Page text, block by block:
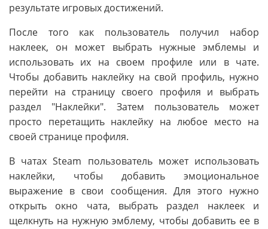
результате игровых достижений.
После того как пользователь получил набор
наклеек, он может выбрать нужные эмблемы и
использовать их на своем профиле или в чате.
Чтобы добавить наклейку на свой профиль, нужно
перейти на страницу своего профиля и выбрать
раздел "Наклейки". Затем пользователь может
просто перетащить наклейку на любое место на
своей странице профиля.
В чатах Steam пользователь может использовать
наклейки, чтобы добавить эмоциональное
выражение в свои сообщения. Для этого нужно
открыть окно чата, выбрать раздел наклеек и
щелкнуть на нужную эмблему, чтобы добавить ее в